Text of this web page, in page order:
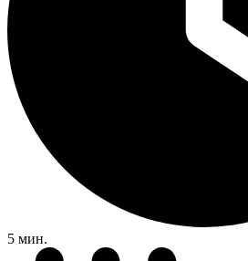
5 мин.